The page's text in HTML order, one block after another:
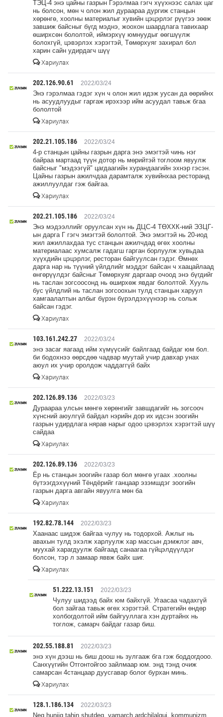
ТЭЦ-4 энэ цайны газрын Гэрэлмаа гэгч хүүхнээс салах цаг
нь болсон, мөн ч олон жил дураараа дургиж станцын
хөрөнгө, хоолны материалыг хувийн цэцэрлэг рүүгээ зөөж
завшиж байсныг бүгд мэднэ, жоохон шаардлага тавихаар
өширхсөн бололтой, иймэрхүү юмнуудыг өөгшүүлж
болохгүй, цэвэрлэх хэрэгтэй, Төмөрхуяг захирал бол
харин сайн удирдагч шүү
Хариулах
202.126.90.61 2022/03/24
Энэ гэрэлмаа гэдэг хүн ч олон жил идэж уусан да өөрийнх
нь асуудлуудыг гаргаж ирэхээр ийм асуудал тавьж бгаа
бололтой
Хариулах
202.21.105.186 2022/03/24
4-р станцын цайны газрын дарга энэ эмэгтэй чинь нэг
байраа мартаад түүн дотор нь мөрийтэй тоглоом явуулж
байсныг "мэдээгүй" цагдаагийн хурандаагийн эхнэр гэсэн.
Цайны газрын ажилчдаа дарамталж хувийнхаа ресторанд
ажиллуулдаг гэж байгаа.
Хариулах
202.21.105.186 2022/03/24
Энэ мэдээллийг оруулсан хүн нь ДЦС-4 ТӨХХК-ний ЭЗЦГ-
ын дарга Г гэгч эмэгтэй бололтой. Энэ эмэгтэй нь 20-иод
жил ажиллахдаа тус станцын ажилчдад өгөх хоолны
материалаас хумсалж гадагш гарган борлуулж хувьдаа
хүүхдийн цэцэрлэг, ресторан байгуулсан гэдэг. Өмнөх
дарга нар нь түүний үйлдлийг мэддэг байсан ч хаацайлаад
өнгөрүүлдэг байсныг Төмөрхуяг даргаар очоод энэ бүгдийг
нь таслан зогсоосонд нь өширхөж явдаг бололтой. Хууль
бус үйлдлий нь таслан зогсоохын тулд станцын харуул
хамгаалалтын албыг бүрэн бүрэлдэхүүнээр нь сольж
байсан гэдэг.
Хариулах
103.161.242.27 2022/03/24
энэ засаг яагаад ийм хүмүүсийг байлгаад байдаг юм бол.
би бодохнээ өөрсдөө чадвар муутай учир давхар унах
аюул их учир оролдож чаддаггүй байх
Хариулах
202.126.89.136 2022/03/23
Дураараа улсын мөнгө хөрөнгийг завшдагийг нь зогсооч
хүнсний аюулгүй байдал нэрийн дор их идсэн зоогийн
газрын удирдлага нярав нарыг одоо цэвэрлэх хэрэгтэй шүү
сайдаа
Хариулах
202.126.89.136 2022/03/23
Ёр нь станцын зоогийн газар бол мөнгө угаах .хоолны
бүтээгдэхүүний Тёндёрийг ганцаар эзэмшдэг зоогийн
газрын дарга авгайн явуулга мөн ба
Хариулах
192.82.78.144 2022/03/23
Хаанаас шидэж байгаа чулуу нь тодорхой. Ажлыг нь
авахын тулд эхэлж харлуулж хар массын дэмжлэг авч,
муухай харагдуулж байгаад санаагаа гүйцэлдүүлдэг
болсон, тэр л замаар яввж байх шиг.
Хариулах
51.222.13.151 2022/03/23
Чулуу шидээд байх юм байхгүй. Угаасаа чадахгүй
бол зайгаа тавьж өгөх хэрэгтэй. Стратегийн өндөр
холбогдолтой ийм байгууллага хэн дуртайнх нь
тоглож, самарч байдаг газар биш.
202.55.188.81 2022/03/23
энэ хүн дээш нь биш доош нь зулгааж бга гэж боддогдооо.
Санхүүгийн Отгонтойгоо зайлмаар юм. энд тэнд очиж
самарсан 4станцаар дуусгавар болог бурхан минь.
Хариулах
128.1.186.134 2022/03/23
Neg huniig tahin shutdeg, yamarch ardchilalgui, kommunizm